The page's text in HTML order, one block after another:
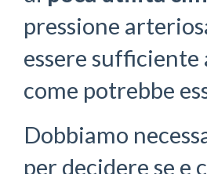
pressione
essere
come potrebbe
Dobbiamo
per decidere se e